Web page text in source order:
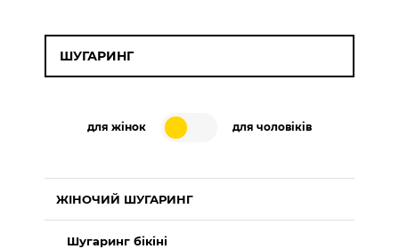
ШУГАРИНГ
для жінок для чоловіків
ЖІНОЧИЙ ШУГАРИНГ
Шугаринг бікіні